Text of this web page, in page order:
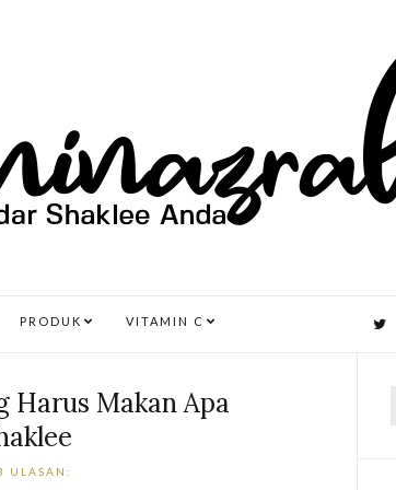
PRODUK VITAMIN C
Makan Apa
ULASAN: